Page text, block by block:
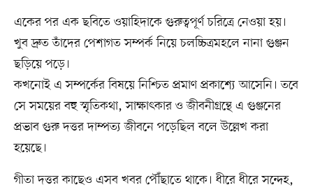
একের পর এক ছবিতে ওয়াহিদাকে গুরুত্বপূর্ণ চরিত্রে নেওয়া হয়।
খুব দ্রুত তাঁদের পেশাগত সম্পর্ক নিয়ে চলচ্চিত্রমহলে নানা গুঞ্জন
ছড়িয়ে পড়ে।
কখনোই এ সম্পর্কের বিষয়ে নিশ্চিত প্রমাণ প্রকাশ্যে আসেনি। তবে
সে সময়ের বহু স্মৃতিকথা, সাক্ষাৎকার ও জীবনীগ্রন্থে এ গুঞ্জনের
প্রভাব গুরু দত্তর দাম্পত্য জীবনে পড়েছিল বলে উল্লেখ করা
হয়েছে।
গীতা দত্তর কাছেও এসব খবর পৌঁছাতে থাকে। ধীরে ধীরে সন্দেহ,